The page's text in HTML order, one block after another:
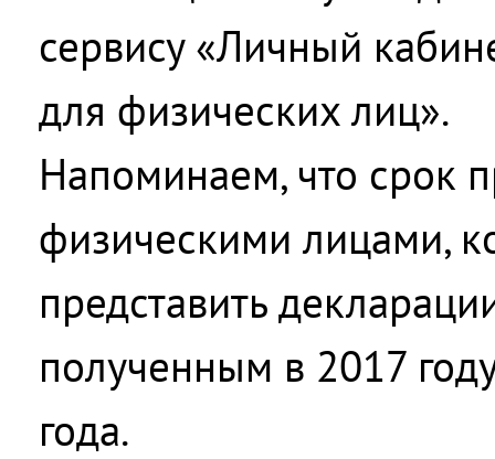
сервису «Личный
для физических лиц».
Напоминаем, что срок
физическими лицами,
представить
полученным в 2017
года.